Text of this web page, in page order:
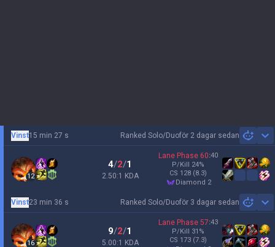
Ranked Solo/Duoför 2 dagar sedan
Vinst15 min 27 s
12
4/2/1
2.50:1 KDA
Lane Phase 60:40
P/Kill 24%
CS 128 (8.3)
diamond 2
Ranked Solo/Duoför 3 dagar sedan
Vinst23 min 36 s
16
9/2/1
5.00:1 KDA
Lane Phase 57:43
P/Kill 31 %
CS 173 (7.3)